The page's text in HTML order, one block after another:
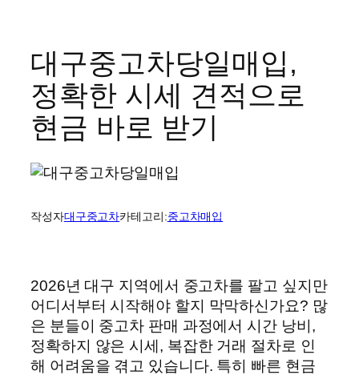
대구중고차당일매입,
정확한 시세 견적으로
현금 바로 받기
작성자대구중고차카테고리:중고차매입
2026년 대구 지역에서 중고차를 팔고 싶지만
어디서부터 시작해야 할지 막막하신가요? 많
은 분들이 중고차 판매 과정에서 시간 낭비,
정확하지 않은 시세, 복잡한 거래 절차로 인
해 어려움을 겪고 있습니다. 특히 빠른 현금